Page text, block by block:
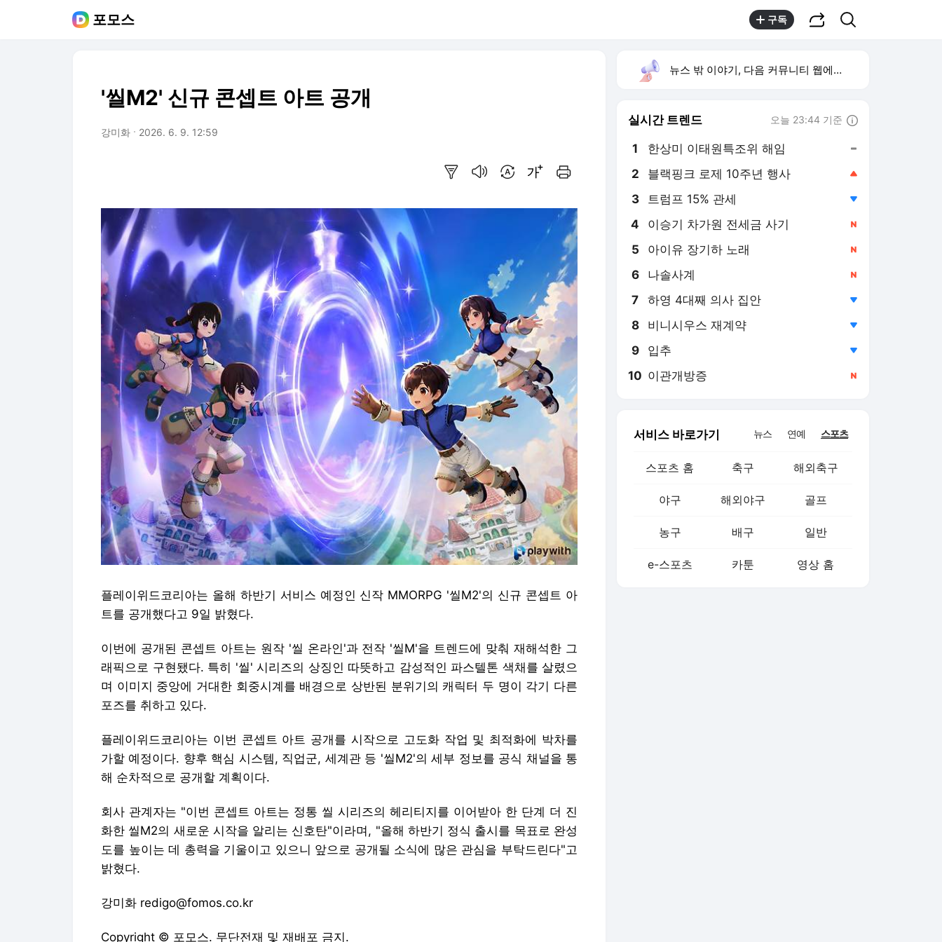
포모스 구독
'씰M2' 신규 콘셉트 아트 공개
강미화 2026. 6. 9. 12:59
플레이위드코리아는 올해 하반기 서비스 예정인 신작 MMORPG '씰M2'의 신규 콘셉트 아
트를 공개했다고 9일 밝혔다.
이번에 공개된 콘셉트 아트는 원작 '씰 온라인'과 전작 '씰M'을 트렌드에 맞춰 재해석한 그
래픽으로 구현됐다. 특히 '씰' 시리즈의 상징인 따뜻하고 감성적인 파스텔톤 색채를 살렸으
며 이미지 중앙에 거대한 회중시계를 배경으로 상반된 분위기의 캐릭터 두 명이 각기 다른
포즈를 취하고 있다.
플레이위드코리아는 이번 콘셉트 아트 공개를 시작으로 고도화 작업 및 최적화에 박차를
가할 예정이다. 향후 핵심 시스템, 직업군, 세계관 등 '씰M2'의 세부 정보를 공식 채널을 통
해 순차적으로 공개할 계획이다.
회사 관계자는 "이번 콘셉트 아트는 정통 씰 시리즈의 헤리티지를 이어받아 한 단계 더 진
화한 씰M2의 새로운 시작을 알리는 신호탄"이라며, "올해 하반기 정식 출시를 목표로 완성
도를 높이는 데 총력을 기울이고 있으니 앞으로 공개될 소식에 많은 관심을 부탁드린다"고
밝혔다.
강미화 redigo@fomos.co.kr
Copyright © 포모스. 무단전재 및 재배포 금지.
뉴스 밖 이야기, 다음 커뮤니티 웹에서 보기
실시간 트렌드 오늘 23:44 기준
1 한상미 이태원특조위 해임
2 블랙핑크 로제 10주년 행사
4 이승기 차가원 전세금 사기
5 아이유 장기하 노래
6 나솔사계
7 하영 4대째 의사 집안
8 비니시우스 재계약
9 입추
10 이관개방증
서비스 바로가기 뉴스 연예 스포츠
스포츠 홈 축구 해외축구
야구 해외야구 골프
농구 배구 일반
e-스포츠 카툰 영상 홈